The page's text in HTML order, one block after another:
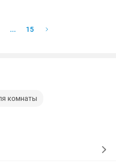
... 15
комнаты